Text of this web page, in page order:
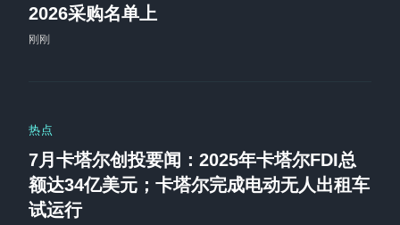
2026采购名单上
刚刚
热点
7月卡塔尔创投要闻：2025年卡塔尔FDI总
额达34亿美元；卡塔尔完成电动无人出租车
试运行